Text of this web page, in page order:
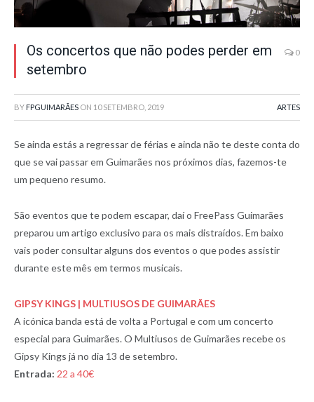
Os concertos que não podes perder em
setembro
0
BY FPGUIMARÃES ON 10 SETEMBRO, 2019 ARTES
Se ainda estás a regressar de férias e ainda não te deste conta do
que se vai passar em Guimarães nos próximos dias, fazemos-te
um pequeno resumo.
São eventos que te podem escapar, daí o FreePass Guimarães
preparou um artigo exclusivo para os mais distraídos. Em baixo
vais poder consultar alguns dos eventos o que podes assistir
durante este mês em termos musicais.
GIPSY KINGS | MULTIUSOS DE GUIMARÃES
A icónica banda está de volta a Portugal e com um concerto
especial para Guimarães. O Multiusos de Guimarães recebe os
Gipsy Kings já no dia 13 de setembro.
Entrada: 22 a 40€